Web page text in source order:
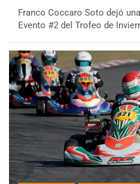
Franco Coccaro Soto dejó
Evento #2 del Trofeo de